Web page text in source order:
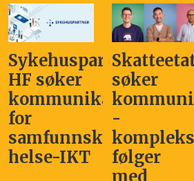
Sykehuspartner
HF søker
kommunikasjonssjef
for
samfunnskritisk
helse-IKT
søker
-
følger
med